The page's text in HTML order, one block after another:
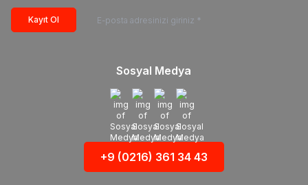
Kayıt Ol
Sosyal Medya
+9 (0216) 361 34 43